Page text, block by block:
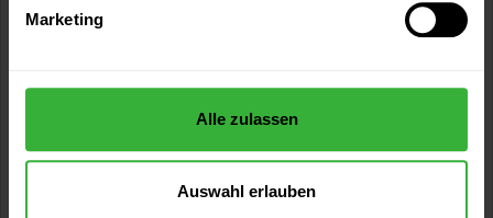
Marketing
Alle zulassen
Auswahl erlauben
Chromeffektspray (Chrom)
Hochglänzendes Effektspray, das glatte Oberflächen eine